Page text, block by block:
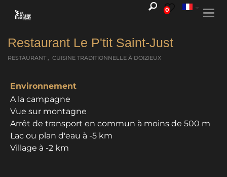
0
Restaurant Le P'tit Saint-Just
RESTAURANT , CUISINE TRADITIONNELLE À DOIZIEUX
Environnement
A la campagne
Vue sur montagne
Arrêt de transport en commun à moins de 500 m
Lac ou plan d'eau à -5 km
Village à -2 km